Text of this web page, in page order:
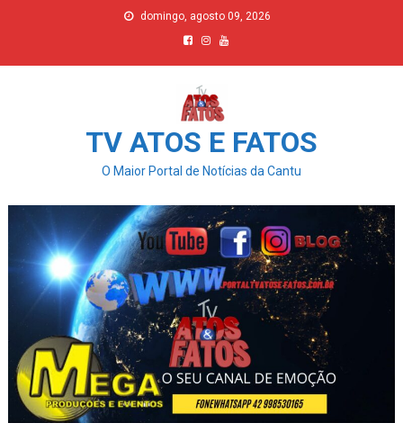
domingo, agosto 09, 2026
TV ATOS E FATOS
O Maior Portal de Notícias da Cantu